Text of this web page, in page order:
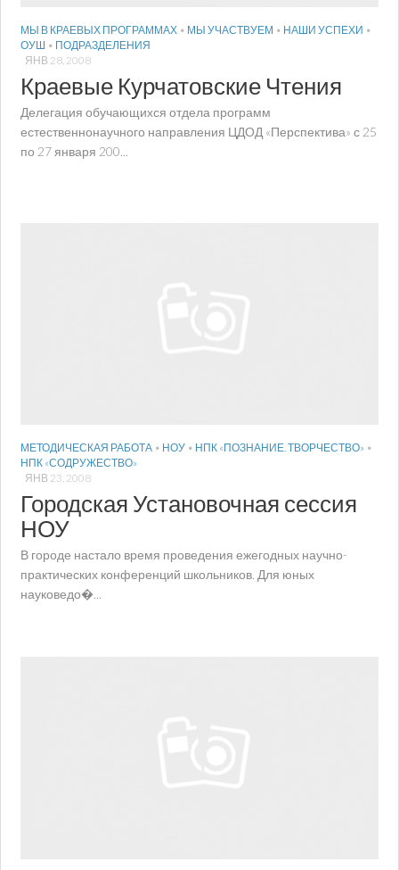
МЫ В КРАЕВЫХ ПРОГРАММАХ • МЫ УЧАСТВУЕМ • НАШИ УСПЕХИ •
ОУШ • ПОДРАЗДЕЛЕНИЯ
ЯНВ 28, 2008
Краевые Курчатовские Чтения
Делегация обучающихся отдела программ
естественнонаучного направления ЦДОД «Перспектива» с 25
по 27 января 200...
МЕТОДИЧЕСКАЯ РАБОТА • НОУ • НПК «ПОЗНАНИЕ. ТВОРЧЕСТВО» •
НПК «СОДРУЖЕСТВО»
ЯНВ 23, 2008
Городская Установочная сессия
НОУ
В городе настало время проведения ежегодных научно-
практических конференций школьников. Для юных
науковедо�...